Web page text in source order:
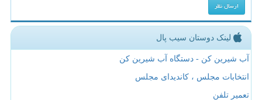
لینک دوستان سیب پال
آب شیرین کن - دستگاه آب شیرین کن
انتخابات مجلس ، کاندیدای مجلس
تعمیر تلفن